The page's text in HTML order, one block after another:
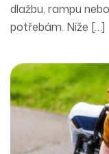
dlažbu, rampu
potřebám. Níže […]